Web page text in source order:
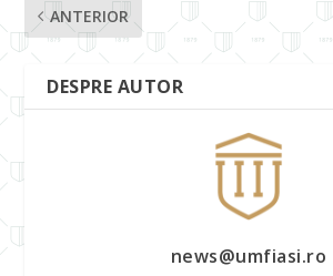
ANTERIOR
DESPRE AUTOR
news@umfiasi.ro